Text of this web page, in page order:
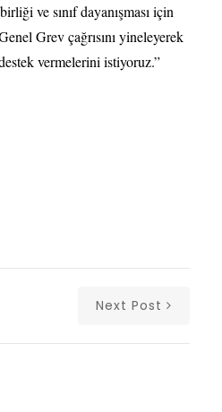
ve sınıf dayanışması için
Grev çağrısını yineleyerek
vermelerini istiyoruz.”
Next Post